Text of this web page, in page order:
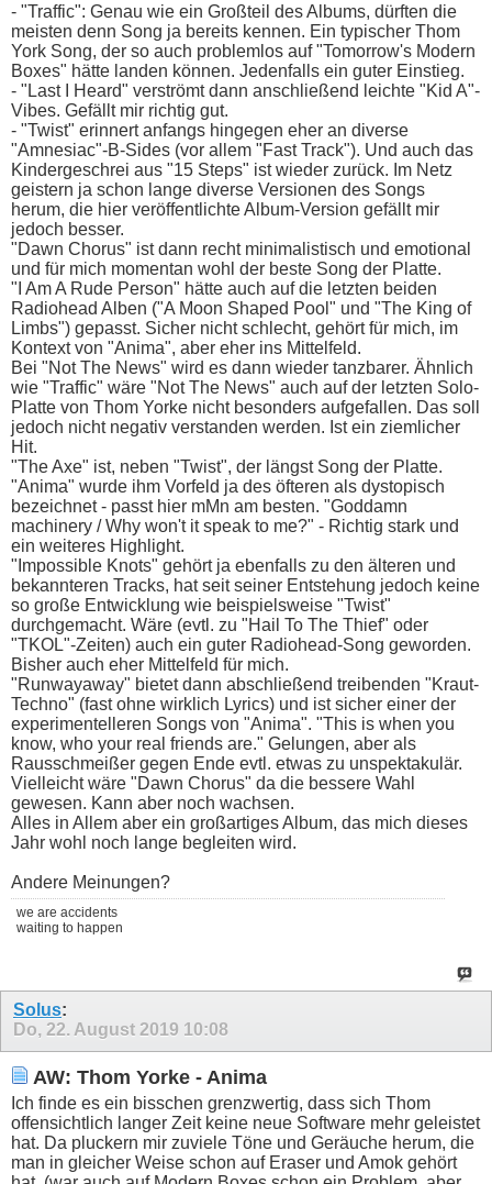
- "Traffic": Genau wie ein Großteil des Albums, dürften die
meisten denn Song ja bereits kennen. Ein typischer Thom
York Song, der so auch problemlos auf "Tomorrow's Modern
Boxes" hätte landen können. Jedenfalls ein guter Einstieg.
- "Last I Heard" verströmt dann anschließend leichte "Kid A"-
Vibes. Gefällt mir richtig gut.
- "Twist" erinnert anfangs hingegen eher an diverse
"Amnesiac"-B-Sides (vor allem "Fast Track"). Und auch das
Kindergeschrei aus "15 Steps" ist wieder zurück. Im Netz
geistern ja schon lange diverse Versionen des Songs
herum, die hier veröffentlichte Album-Version gefällt mir
jedoch besser.
"Dawn Chorus" ist dann recht minimalistisch und emotional
und für mich momentan wohl der beste Song der Platte.
"I Am A Rude Person" hätte auch auf die letzten beiden
Radiohead Alben ("A Moon Shaped Pool" und "The King of
Limbs") gepasst. Sicher nicht schlecht, gehört für mich, im
Kontext von "Anima", aber eher ins Mittelfeld.
Bei "Not The News" wird es dann wieder tanzbarer. Ähnlich
wie "Traffic" wäre "Not The News" auch auf der letzten Solo-
Platte von Thom Yorke nicht besonders aufgefallen. Das soll
jedoch nicht negativ verstanden werden. Ist ein ziemlicher
Hit.
"The Axe" ist, neben "Twist", der längst Song der Platte.
"Anima" wurde ihm Vorfeld ja des öfteren als dystopisch
bezeichnet - passt hier mMn am besten. "Goddamn
machinery / Why won't it speak to me?" - Richtig stark und
ein weiteres Highlight.
"Impossible Knots" gehört ja ebenfalls zu den älteren und
bekannteren Tracks, hat seit seiner Entstehung jedoch keine
so große Entwicklung wie beispielsweise "Twist"
durchgemacht. Wäre (evtl. zu "Hail To The Thief" oder
"TKOL"-Zeiten) auch ein guter Radiohead-Song geworden.
Bisher auch eher Mittelfeld für mich.
"Runwayaway" bietet dann abschließend treibenden "Kraut-
Techno" (fast ohne wirklich Lyrics) und ist sicher einer der
experimentelleren Songs von "Anima". "This is when you
know, who your real friends are." Gelungen, aber als
Rausschmeißer gegen Ende evtl. etwas zu unspektakulär.
Vielleicht wäre "Dawn Chorus" da die bessere Wahl
gewesen. Kann aber noch wachsen.
Alles in Allem aber ein großartiges Album, das mich dieses
Jahr wohl noch lange begleiten wird.
Andere Meinungen?
we are accidents
waiting to happen
Solus:
Do, 22. August 2019 10:08
AW: Thom Yorke - Anima
Ich finde es ein bisschen grenzwertig, dass sich Thom
offensichtlich langer Zeit keine neue Software mehr geleistet
hat. Da pluckern mir zuviele Töne und Geräuche herum, die
man in gleicher Weise schon auf Eraser und Amok gehört